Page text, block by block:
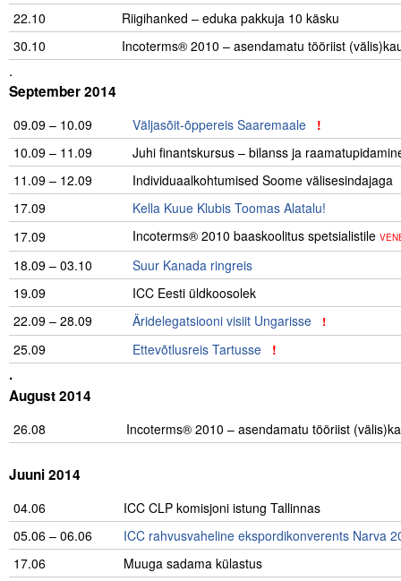
22.10
Riigihanked – eduka pakkuja 10 käsku
30.10
Incoterms® 2010 – asendamatu tööriist
.
September 2014
09.09 – 10.09 Väljasõit-õppereis Saaremaale
!
10.09 – 11.09
Juhi finantskursus – bilanss ja
11.09 – 12.09
Individuaalkohtumised Soome välisesindajaga
17.09
Kella Kuue Klubis Toomas Alatalu!
17.09
Incoterms® 2010 baaskoolitus spetsialistile
18.09 – 03.10
Suur Kanada ringreis
19.09
ICC Eesti üldkoosolek
22.09 – 28.09
Äridelegatsiooni visiit Ungarisse !
25.09 Ettevõtlusreis Tartusse !
.
August 2014
26.08 Incoterms® 2010 – asendamatu tööriist
Juuni 2014
04.06
ICC CLP komisjoni istung Tallinnas
05.06 – 06.06
ICC rahvusvaheline ekspordikonverents Narva
17.06
Muuga sadama külastus